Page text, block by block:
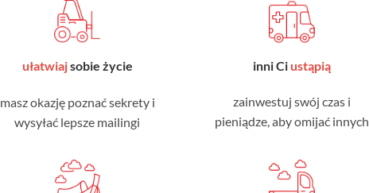
ułatwiajsobie życie
masz okazję poznać sekrety i
wysyłać lepsze mailingi
inni Ci ustąpią
zainwestuj swój czas i
pieniądze, aby omijać innych